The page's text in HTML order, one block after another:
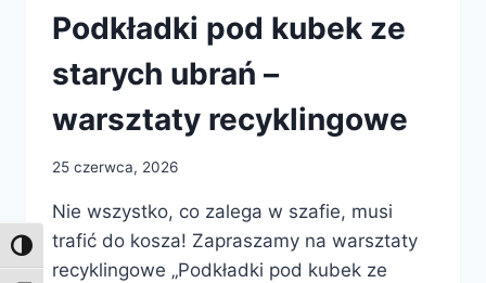
Toggle High Contrast
Podkładki pod kubek ze
starych ubrań –
warsztaty recyklingowe
25 czerwca, 2026
Nie wszystko, co zalega w szafie, musi
trafić do kosza! Zapraszamy na warsztaty
recyklingowe „Podkładki pod kubek ze